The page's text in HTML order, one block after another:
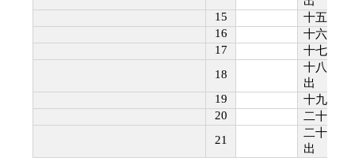
15
十五、商
16
十六、金
17
十七、援
18
十八、自
出
19
十九、住
20
二十、
21
二十一
出